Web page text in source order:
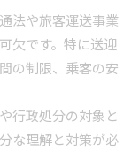
法や旅客運送事業
欠です。特に送迎
の制限、乗客の安
行政処分の対象と
な理解と対策が必